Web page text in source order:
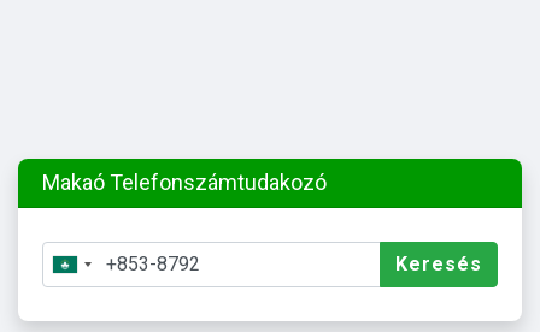
Makaó Telefonszámtudakozó
Keresés